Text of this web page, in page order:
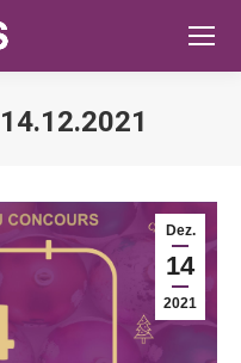
Dez.
14
2021